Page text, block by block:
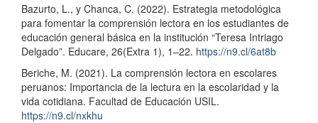
Bazurto, L., y Chanca, C. (2022). Estrategia metodológica
para fomentar la comprensión lectora en los estudiantes de
educación general básica en la institución “Teresa Intriago
Delgado”. Educare, 26(Extra 1), 1–22. https://n9.cl/6at8b
Beriche, M. (2021). La comprensión lectora en escolares
peruanos: Importancia de la lectura en la escolaridad y la
vida cotidiana. Facultad de Educación USIL.
https://n9.cl/nxkhu